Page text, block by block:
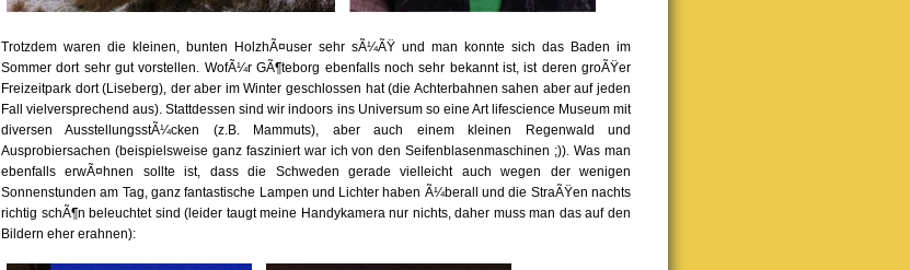
Trotzdem waren die kleinen, bunten HolzhÃ¤user sehr sÃ¼ÃŸ und man konnte sich das Baden im
Sommer dort sehr gut vorstellen. WofÃ¼r GÃ¶teborg ebenfalls noch sehr bekannt ist, ist deren groÃŸer
Freizeitpark dort (Liseberg), der aber im Winter geschlossen hat (die Achterbahnen sahen aber auf jeden
Fall vielversprechend aus). Stattdessen sind wir indoors ins Universum so eine Art lifescience Museum mit
diversen AusstellungsstÃ¼cken (z.B. Mammuts), aber auch einem kleinen Regenwald und
Ausprobiersachen (beispielsweise ganz fasziniert war ich von den Seifenblasenmaschinen ;)). Was man
ebenfalls erwÃ¤hnen sollte ist, dass die Schweden gerade vielleicht auch wegen der wenigen
Sonnenstunden am Tag, ganz fantastische Lampen und Lichter haben Ã¼berall und die StraÃŸen nachts
richtig schÃ¶n beleuchtet sind (leider taugt meine Handykamera nur nichts, daher muss man das auf den
Bildern eher erahnen):